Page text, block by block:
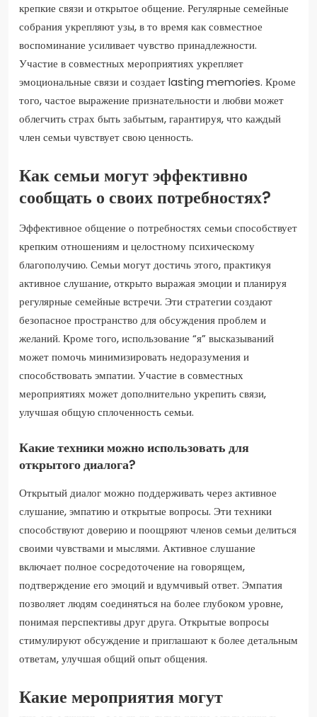
крепкие связи и открытое общение. Регулярные семейные
собрания укрепляют узы, в то время как совместное
воспоминание усиливает чувство принадлежности.
Участие в совместных мероприятиях укрепляет
эмоциональные связи и создает lasting memories. Кроме
того, частое выражение признательности и любви может
облегчить страх быть забытым, гарантируя, что каждый
член семьи чувствует свою ценность.
Как семьи могут эффективно
сообщать о своих потребностях?
Эффективное общение о потребностях семьи способствует
крепким отношениям и целостному психическому
благополучию. Семьи могут достичь этого, практикуя
активное слушание, открыто выражая эмоции и планируя
регулярные семейные встречи. Эти стратегии создают
безопасное пространство для обсуждения проблем и
желаний. Кроме того, использование “я” высказываний
может помочь минимизировать недоразумения и
способствовать эмпатии. Участие в совместных
мероприятиях может дополнительно укрепить связи,
улучшая общую сплоченность семьи.
Какие техники можно использовать для
открытого диалога?
Открытый диалог можно поддерживать через активное
слушание, эмпатию и открытые вопросы. Эти техники
способствуют доверию и поощряют членов семьи делиться
своими чувствами и мыслями. Активное слушание
включает полное сосредоточение на говорящем,
подтверждение его эмоций и вдумчивый ответ. Эмпатия
позволяет людям соединяться на более глубоком уровне,
понимая перспективы друг друга. Открытые вопросы
стимулируют обсуждение и приглашают к более детальным
ответам, улучшая общий опыт общения.
Какие мероприятия могут